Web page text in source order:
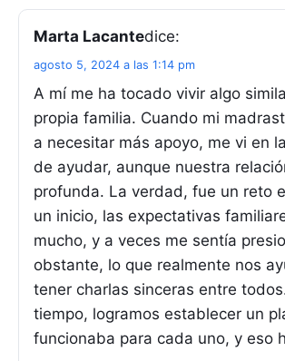
Marta Lacantedice:
agosto 5, 2024 a las 1:14 pm
A mí me ha tocado vivir algo
propia familia. Cuando mi
a necesitar más apoyo, me vi en
de ayudar, aunque nuestra
profunda. La verdad, fue un reto
un inicio, las expectativas
mucho, y a veces me sentía
obstante, lo que realmente nos
tener charlas sinceras entre
tiempo, logramos establecer un
funcionaba para cada uno, y eso